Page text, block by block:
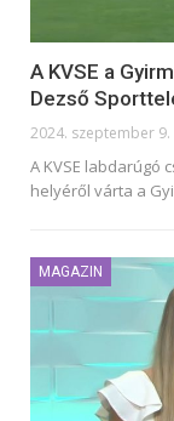
A KVSE a
Dezső
2024. szeptember 9.
A KVSE labdarúgó
helyéről várta a
MAGAZIN